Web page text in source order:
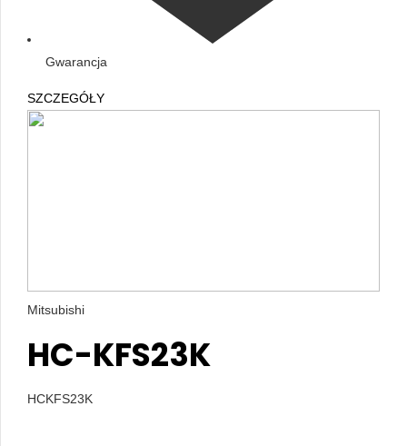
Gwarancja
SZCZEGÓŁY
Mitsubishi
HC-KFS23K
HCKFS23K